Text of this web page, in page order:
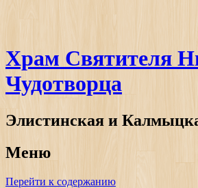
Храм Святителя
Чудотворца
Элистинская и
Меню
Перейти к содержанию